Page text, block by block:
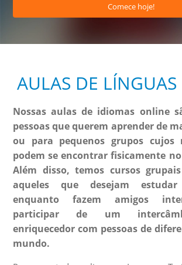
Comece hoje!
AULAS DE
Nossas aulas de idiomas online
pessoas que querem aprender de
ou para pequenos grupos cujos
podem se encontrar fisicamente
Além disso, temos cursos
aqueles que desejam
enquanto fazem amigos
participar de um
enriquecedor com pessoas de
mundo.